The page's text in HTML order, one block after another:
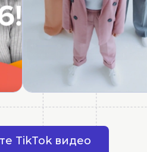
TikTok видео